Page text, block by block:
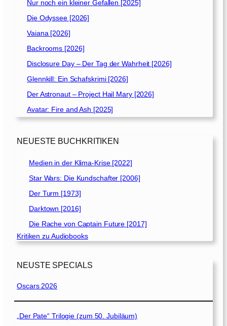
Nur noch ein kleiner Gefallen [2025]
Die Odyssee [2026]
Vaiana [2026]
Backrooms [2026]
Disclosure Day – Der Tag der Wahrheit [2026]
Glennkill: Ein Schafskrimi [2026]
Der Astronaut – Project Hail Mary [2026]
Avatar: Fire and Ash [2025]
NEUESTE BUCHKRITIKEN
Medien in der Klima-Krise [2022]
Star Wars: Die Kundschafter [2006]
Der Turm [1973]
Darktown [2016]
Die Rache von Captain Future [2017]
Kritiken zu Audiobooks
NEUSTE SPECIALS
Oscars 2026
„Der Pate“ Trilogie (zum 50. Jubiläum)